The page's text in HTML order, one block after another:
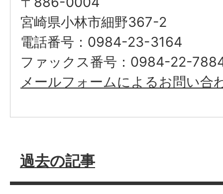
宮崎県小林市細野367-2
電話番号：0984-23-3164
ファックス番号：0984-22-
メールフォームによるお問い合
過去の記事